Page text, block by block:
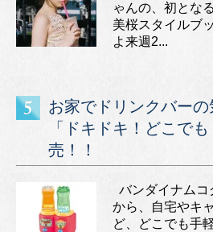
ゃんの、初とな
美桜スタイルブ
よ来週2...
お家でドリンクバー
「ドキドキ！どこで
売！！
バンダイナムコ
から、自宅やキ
ど、どこでも手